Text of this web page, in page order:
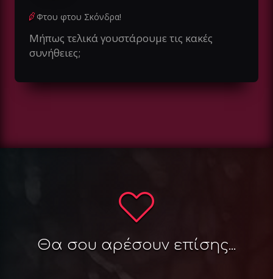
Φτου φτου Σκόνδρα!
Μήπως τελικά γουστάρουμε τις κακές
συνήθειες;
Θα σου αρέσουν επίσης...